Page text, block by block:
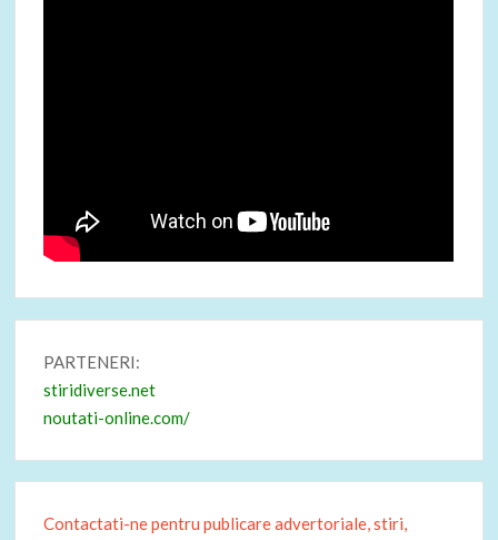
PARTENERI:
stiridiverse.net
noutati-online.com/
Contactati-ne pentru publicare advertoriale, stiri,